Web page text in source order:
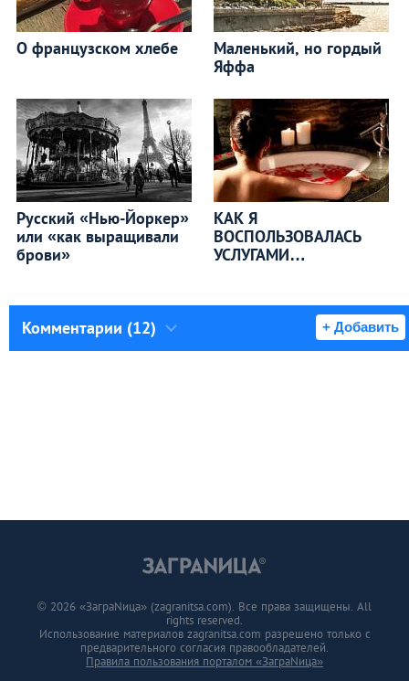
О французском хлебе
Маленький, но гордый
Яффа
Русский «Нью-Йоркер»
или «как выращивали
брови»
КАК Я
ВОСПОЛЬЗОВАЛАСЬ
УСЛУГАМИ
Комментарии (12) + Добавить
© 2026 «ЗаграNица» (zagranitsa.com). Все права защищены. All
rights reserved.
Использование материалов zagranitsa.com разрешено только с
предварительного согласия правообладателей.
Правила пользования порталом «ЗаграNица»